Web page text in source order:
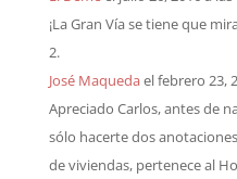
¡La Gran Vía se tiene que
José Maquedael febrero 23,
Apreciado Carlos, antes de
sólo hacerte dos
de viviendas, pertenece al